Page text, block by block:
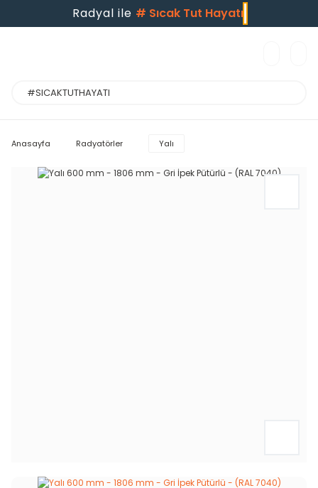
Radyal ile # Sıcak Tut Hayatı
Anasayfa Radyatörler Yalı